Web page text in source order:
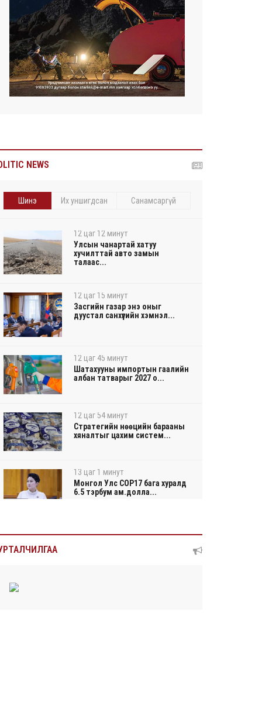
NEWS
Шинэ Их уншигдсан Санамсаргүй
12 цаг 12 минут
Улсын чанартай хатуу
хучилттай авто замын
талаас...
12 цаг 15 минут
Засгийн газар энэ оныг
дуустал санхүүгийн хэмнэл...
12 цаг 45 минут
Шатахууны импортын гаалийн
албан татварыг 2027 о...
12 цаг 54 минут
Стратегийн нөөцийн барааны
хяналтыг цахим систем...
13 цаг 1 минут
Монгол Улс COP17 бага хуралд
6.5 тэрбум ам.долла...
13 цаг 5 минут